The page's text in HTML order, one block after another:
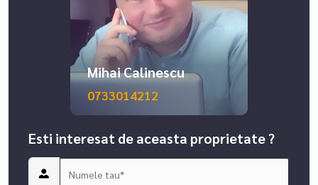
Mihai Calinescu
0733014212
Esti interesat de aceasta proprietate ?